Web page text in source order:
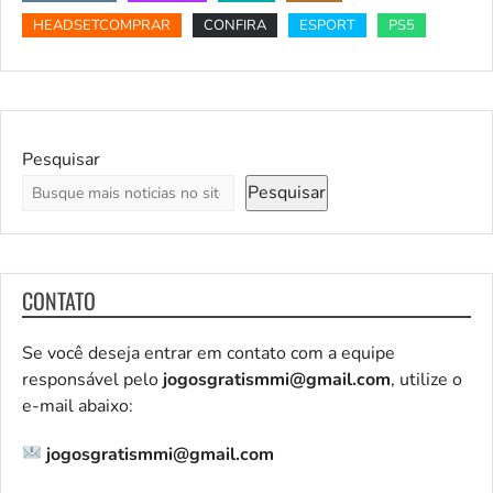
HEADSETCOMPRAR
CONFIRA ESPORT PS5
Pesquisar
Pesquisar
CONTATO
Se você deseja entrar em contato com a equipe
responsável pelo jogosgratismmi@gmail.com, utilize o
e-mail abaixo:
jogosgratismmi@gmail.com